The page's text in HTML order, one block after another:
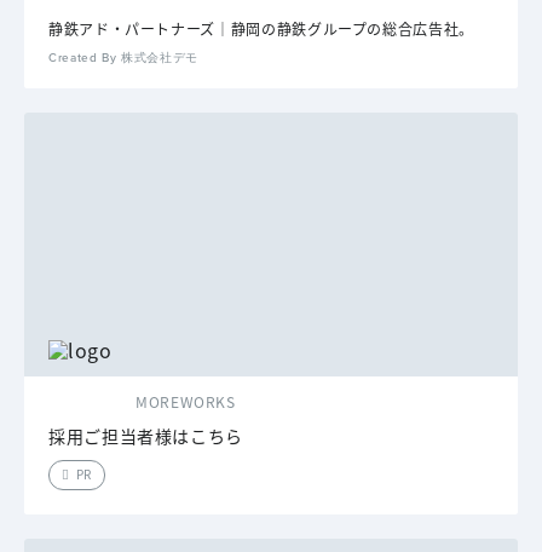
静鉄アド・パートナーズ｜静岡の静鉄グループの総合広告社。
Created By 株式会社デモ
MOREWORKS
採用ご担当者様はこちら
PR